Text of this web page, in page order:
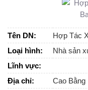
Tên DN:
Hợp Tác
Loại hình:
Nhà sản
Lĩnh vực:
Địa chỉ:
Cao Bằng